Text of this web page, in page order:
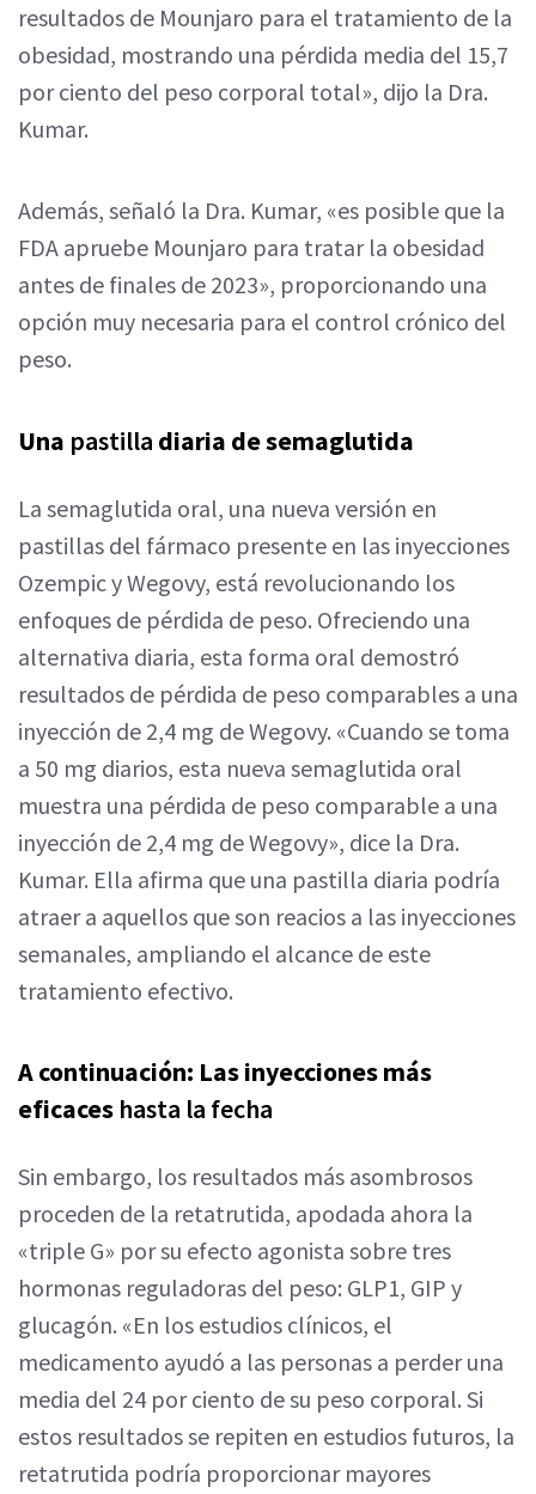
resultados de Mounjaro para el tratamiento de la
obesidad, mostrando una pérdida media del 15,7
por ciento del peso corporal total», dijo la Dra.
Kumar.
Además, señaló la Dra. Kumar, «es posible que la
FDA apruebe Mounjaro para tratar la obesidad
antes de finales de 2023», proporcionando una
opción muy necesaria para el control crónico del
peso.
Una pastilla diaria de semaglutida
La semaglutida oral, una nueva versión en
pastillas del fármaco presente en las inyecciones
Ozempic y Wegovy, está revolucionando los
enfoques de pérdida de peso. Ofreciendo una
alternativa diaria, esta forma oral demostró
resultados de pérdida de peso comparables a una
inyección de 2,4 mg de Wegovy. «Cuando se toma
a 50 mg diarios, esta nueva semaglutida oral
muestra una pérdida de peso comparable a una
inyección de 2,4 mg de Wegovy», dice la Dra.
Kumar. Ella afirma que una pastilla diaria podría
atraer a aquellos que son reacios a las inyecciones
semanales, ampliando el alcance de este
tratamiento efectivo.
A continuación: Las inyecciones más
eficaces hasta la fecha
Sin embargo, los resultados más asombrosos
proceden de la retatrutida, apodada ahora la
«triple G» por su efecto agonista sobre tres
hormonas reguladoras del peso: GLP1, GIP y
glucagón. «En los estudios clínicos, el
medicamento ayudó a las personas a perder una
media del 24 por ciento de su peso corporal. Si
estos resultados se repiten en estudios futuros, la
retatrutida podría proporcionar mayores